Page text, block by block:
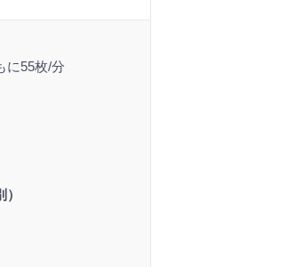
に55枚/分